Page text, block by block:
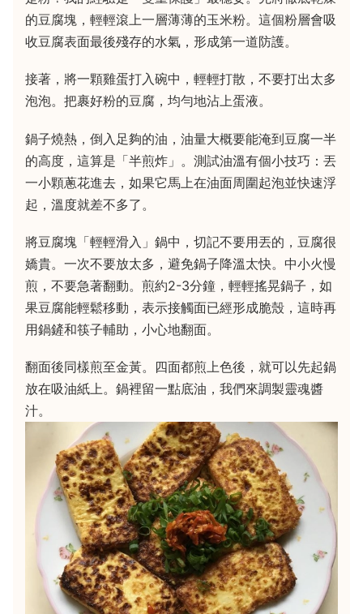
的豆腐塊，輕輕滾上一層薄薄的玉米粉。這個粉層會吸
收豆腐表面最後殘存的水氣，形成第一道防護。
接著，將一顆雞蛋打入碗中，輕輕打散，不要打出太多
泡泡。把裹好粉的豆腐，均勻地沾上蛋液。
鍋子燒熱，倒入足夠的油，油量大概要能淹到豆腐一半
的高度，這算是「半煎炸」。測試油溫有個小技巧：丟
一小顆蔥花進去，如果它馬上在油面周圍起泡並快速浮
起，溫度就差不多了。
將豆腐塊「輕輕滑入」鍋中，切記不要用丟的，豆腐很
嬌貴。一次不要放太多，避免鍋子降溫太快。中小火慢
煎，不要急著翻動。煎約2-3分鐘，輕輕搖晃鍋子，如
果豆腐能輕鬆移動，表示接觸面已經形成脆殼，這時再
用鍋鏟和筷子輔助，小心地翻面。
翻面後同樣煎至金黃。四面都煎上色後，就可以先起鍋
放在吸油紙上。鍋裡留一點底油，我們來調製靈魂醬
汁。